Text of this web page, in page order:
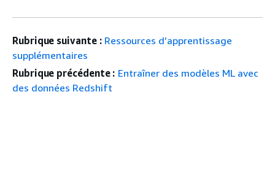
Rubrique suivante : Ressources d’apprentissage
supplémentaires
Rubrique précédente : Entraîner des modèles ML avec
des données Redshift